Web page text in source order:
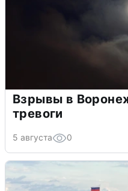
Взрывы в
тревоги
5 августа 0